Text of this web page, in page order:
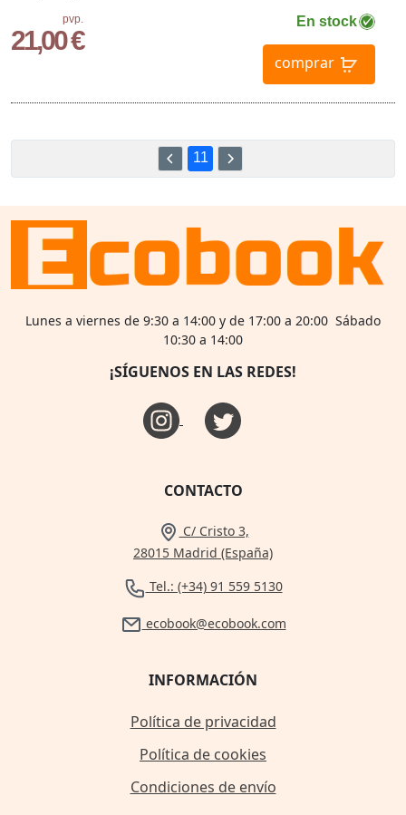
pvp.
21,00 €
En stock
comprar
11
Lunes a viernes de 9:30 a 14:00 y de 17:00 a 20:00 Sábado
10:30 a 14:00
¡SÍGUENOS EN LAS REDES!
CONTACTO
C/ Cristo 3,
28015 Madrid (España)
Tel.: (+34) 91 559 5130
ecobook@ecobook.com
INFORMACIÓN
Política de privacidad
Política de cookies
Condiciones de envío